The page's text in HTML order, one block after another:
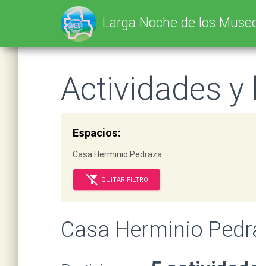
Larga Noche de los
Actividades y
Espacios:
filter_alt_off QUITAR FILTRO
Casa Herminio